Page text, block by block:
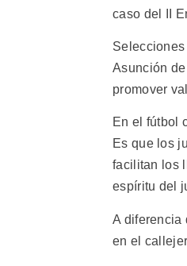
caso del II
Asunción
promover
En el fútbol
Es que los
facilitan los
espíritu del
A diferencia
en el